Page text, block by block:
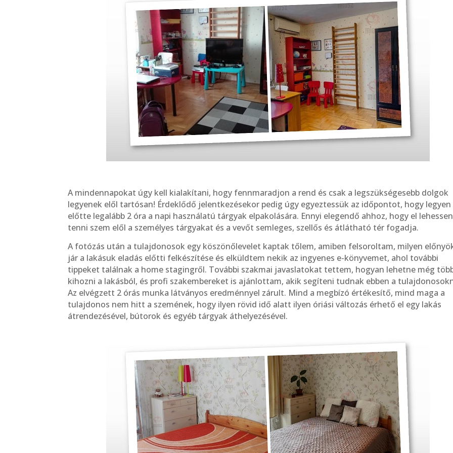
A mindennapokat úgy kell kialakítani, hogy fennmaradjon a rend és csak a legszükségesebb dolgok
legyenek elől tartósan! Érdeklődő jelentkezésekor pedig úgy egyeztessük az időpontot, hogy legyen
előtte legalább 2 óra a napi használatú tárgyak elpakolására. Ennyi elegendő ahhoz, hogy el lehessen
tenni szem elől a személyes tárgyakat és a vevőt semleges, szellős és átlátható tér fogadja.
A fotózás után a tulajdonosok egy köszönőlevelet kaptak tőlem, amiben felsoroltam, milyen
jár a lakásuk eladás előtti felkészítése és elküldtem nekik az ingyenes e-könyvemet, ahol további
tippeket találnak a home stagingről. További szakmai javaslatokat tettem, hogyan lehetne még
kihozni a lakásból, és profi szakembereket is ajánlottam, akik segíteni tudnak ebben a
Az elvégzett 2 órás munka látványos eredménnyel zárult. Mind a megbízó értékesítő, mind maga a
tulajdonos nem hitt a szemének, hogy ilyen rövid idő alatt ilyen óriási változás érhető el egy lakás
átrendezésével, bútorok és egyéb tárgyak áthelyezésével.